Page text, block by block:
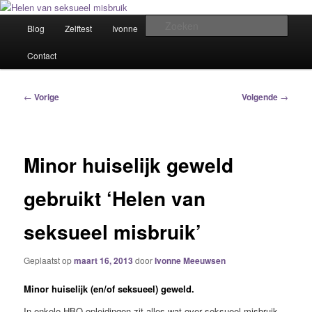
Spring
primaire
inhoudHelen van seksueel misbruik
Het trauma voorbij!
Blog Zelftest Ivonne
Contact
Bericht
← Vorige Volgende →
Minor huiselijk geweld
gebruikt ‘Helen van
seksueel misbruik’
Geplaatst opmaart 16, 2013 doorIvonne Meeuwsen
Minor huiselijk (en/of seksueel) geweld.